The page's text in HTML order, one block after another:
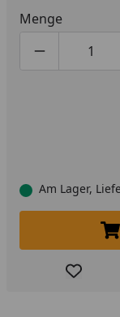
Menge
Am Lager,